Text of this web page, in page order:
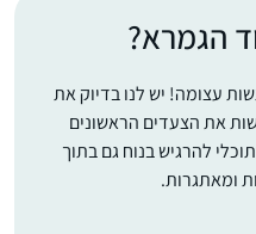
הגמרא?
עצומה! יש לנו בדיוק את
את הצעדים הראשונים
להרגיש בנוח גם בתוך
ומאתגרות.